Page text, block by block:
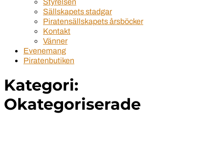
Styrelsen
Sällskapets stadgar
Piratensällskapets årsböcker
Kontakt
Vänner
Evenemang
Piratenbutiken
Kategori:
Okategoriserade